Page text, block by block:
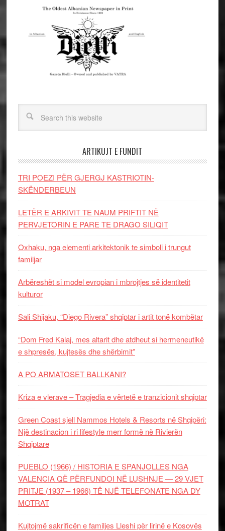
ARTIKUJT E FUNDIT
TRI POEZI PËR GJERGJ KASTRIOTIN-
SKËNDERBEUN
LETËR E ARKIVIT TE NAUM PRIFTIT NË
PERVJETORIN E PARE TE DRAGO SILIQIT
Oxhaku, nga elementi arkitektonik te simboli i trungut
familjar
Arbëreshët si model evropian i mbrojtjes së identitetit
kulturor
Sali Shijaku, “Diego Rivera” shqiptar i artit tonë kombëtar
“Dom Fred Kalaj, mes altarit dhe atdheut si hermeneutikë
e shpresës, kujtesës dhe shërbimit”
A PO ARMATOSET BALLKANI?
Kriza e vlerave – Tragjedia e vërtetë e tranzicionit shqiptar
Green Coast sjell Nammos Hotels & Resorts në Shqipëri:
Një destinacion i ri lifestyle merr formë në Rivierën
Shqiptare
PUEBLO (1966) / HISTORIA E SPANJOLLES NGA
VALENCIA QË PËRFUNDOI NË LUSHNJE — 29 VJET
PRITJE (1937 – 1966) TË NJË TELEFONATE NGA DY
MOTRAT
Kujtojmë sakrificën e familjes Lleshi për lirinë e Kosovës